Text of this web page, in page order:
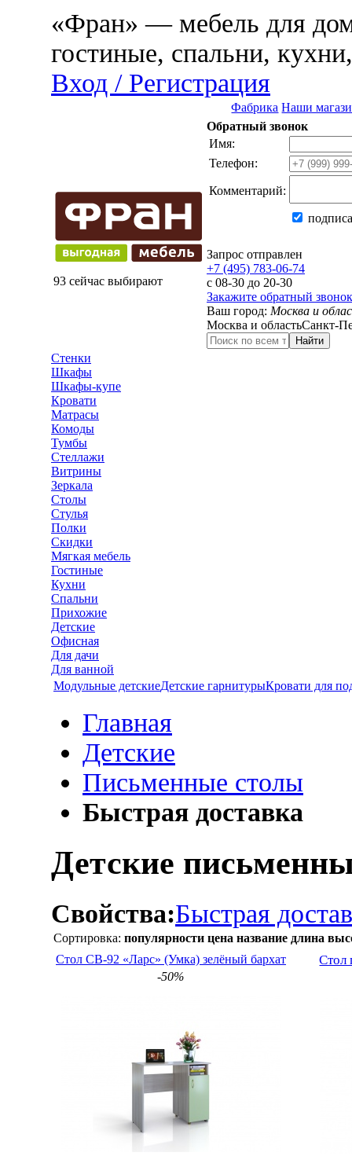
«Фран» — мебель для
гостиные, спальни,
Вход / Регистрация
Фабрика Наши
93 сейчас выбирают
Обратный звонок
Имя:
Телефон:
Комментарий:
Запрос отправлен
+7 (495) 783-06-74
с 08-30 до 20-30
Закажите обратный звонок
Ваш город: Москва и
Москва и областьСанкт-
Найти
Стенки
Шкафы
Шкафы-купе
Кровати
Матрасы
Комоды
Тумбы
Стеллажи
Витрины
Зеркала
Столы
Стулья
Полки
Скидки
Мягкая мебель
Гостиные
Кухни
Спальни
Прихожие
Детские
Офисная
Для дачи
Для ванной
Модульные детскиеДетские гарнитурыКровати для
Главная
Детские
Письменные столы
Быстрая доставка
Детские
Свойства:Быстрая
Сортировка: популярности цена название длина
Стол СВ-92 «Ларс» (Умка) зелёный бархат
-50%
Стол